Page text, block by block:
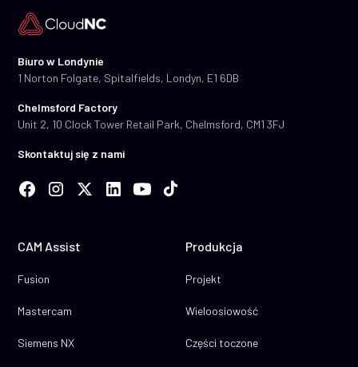
Biuro w Londynie
1 Norton Folgate, Spitalfields, Londyn, E1 6DB
Chelmsford Factory
Unit 2, 10 Clock Tower Retail Park, Chelmsford, CM1 3FJ
Skontaktuj się z nami
CAM Assist
Fusion
Mastercam
Siemens NX
Produkcja
Projekt
Wieloosiowość
Części toczone